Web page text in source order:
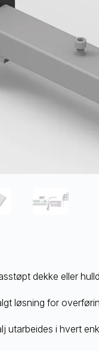
dekke eller
løsning for
i hvert